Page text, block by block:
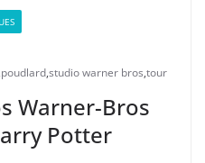
poudlard,studio warner bros,tour
Warner-Bros
Potter